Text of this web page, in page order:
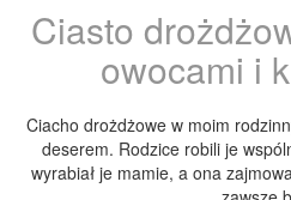
Ciasto
owocami i
Ciacho drożdżowe w moim
deserem. Rodzice robili je
wyrabiał je mamie, a ona